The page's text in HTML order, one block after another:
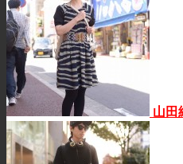
山田